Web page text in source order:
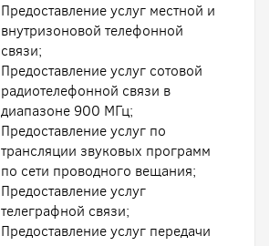
Предоставление услуг местной и
внутризоновой телефонной
связи;
Предоставление услуг сотовой
радиотелефонной связи в
диапазоне 900 МГц;
Предоставление услуг по
трансляции звуковых программ
по сети проводного вещания;
Предоставление услуг
телеграфной связи;
Предоставление услуг передачи